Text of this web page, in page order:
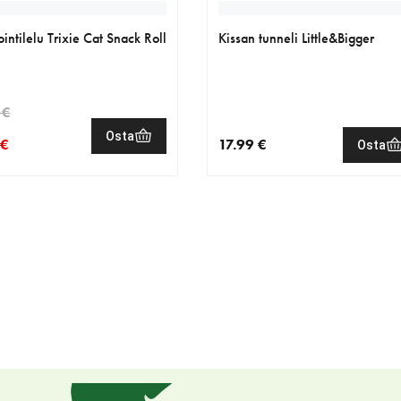
Trixie Cat Snack Roll
Osta
Kissan tunneli Little&Bigger
17.99 € Osta